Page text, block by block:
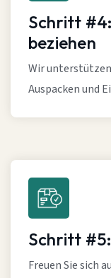
Schritt
beziehen
Wir unterstützen
Auspacken und
Schritt
Freuen Sie sich